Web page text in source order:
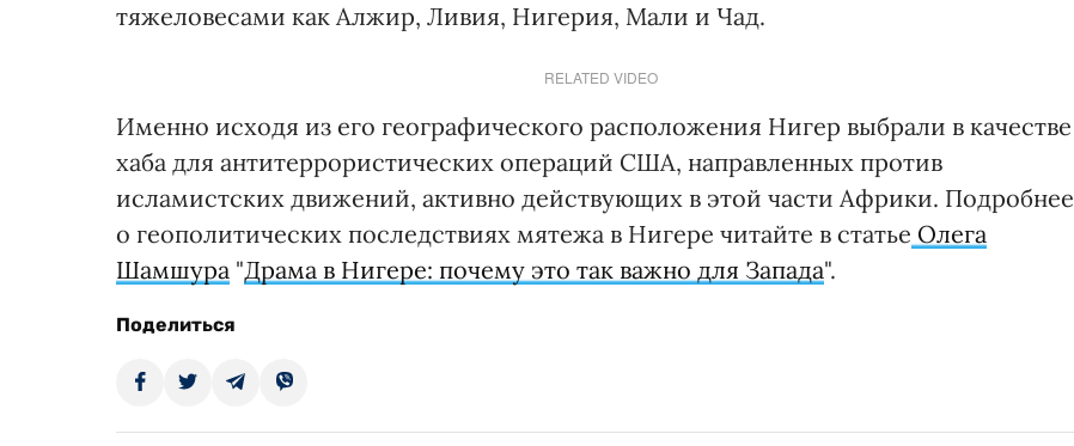
тяжеловесами как Алжир, Ливия, Нигерия, Мали и Чад.
RELATED VIDEO
Именно исходя из его географического расположения Нигер выбрали в качестве
хаба для антитеррористических операций США, направленных против
исламистских движений, активно действующих в этой части Африки. Подробнее
о геополитических последствиях мятежа в Нигере читайте в статье Олега
Шамшура "Драма в Нигере: почему это так важно для Запада".
Поделиться